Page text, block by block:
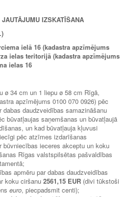
IZSKATĪŠANA
ielā 16 (kadastra apzīmējums
ielas teritorijā (kadastra apzīmējums
ielas 16
ø 34 cm un 1 liepu ø 58 cm Rīgā,
apzīmējums 0100 070 0926) pēc
daudzveidības samazināšanu
būvatļaujas saņemšanas un būvatļaujā
un kad būvatļauja kļuvusi
pēc atzīmes izdarīšanas
būvniecības ieceres akceptu un koku
Rīgas valstspilsētas pašvaldības
apmēru par dabas daudzveidības
koku ciršanu 2561,15 EUR (divi tūkstoši
euro, piecpadsmit centi);